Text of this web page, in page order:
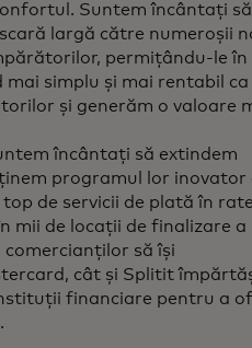
Suntem încântați să
largă către numeroșii
permițându-le în
simplu și mai rentabil ca
și generăm o valoare
încântați să extindem
programul lor inovator
de servicii de plată în
mii de locații de finalizare a
să își
cât și Splitit
financiare pentru a